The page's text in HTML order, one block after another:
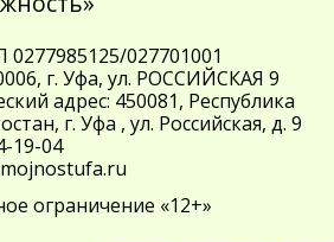
027701001
г. Уфа, ул. РОССИЙСКАЯ 9
адрес: 450081, Республика
г. Уфа , ул. Российская, д. 9
19-04
ограничение «12+»